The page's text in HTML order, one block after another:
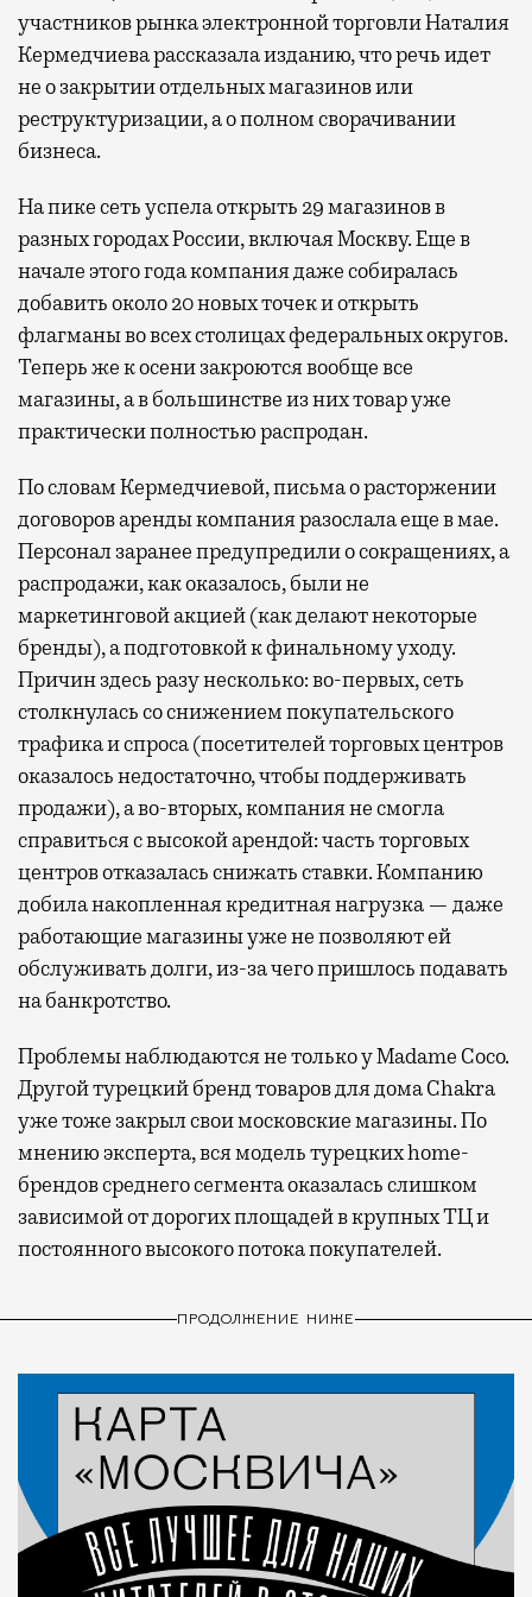
участников рынка электронной торговли Наталия
Кермедчиева рассказала изданию, что речь идет
не о закрытии отдельных магазинов или
реструктуризации, а о полном сворачивании
бизнеса.
На пике сеть успела открыть 29 магазинов в
разных городах России, включая Москву. Еще в
начале этого года компания даже собиралась
добавить около 20 новых точек и открыть
флагманы во всех столицах федеральных округов.
Теперь же к осени закроются вообще все
магазины, а в большинстве из них товар уже
практически полностью распродан.
По словам Кермедчиевой, письма о расторжении
договоров аренды компания разослала еще в мае.
Персонал заранее предупредили о сокращениях, а
распродажи, как оказалось, были не
маркетинговой акцией (как делают некоторые
бренды), а подготовкой к финальному уходу.
Причин здесь разу несколько: во-первых, сеть
столкнулась со снижением покупательского
трафика и спроса (посетителей торговых центров
оказалось недостаточно, чтобы поддерживать
продажи), а во-вторых, компания не смогла
справиться с высокой арендой: часть торговых
центров отказалась снижать ставки. Компанию
добила накопленная кредитная нагрузка — даже
работающие магазины уже не позволяют ей
обслуживать долги, из-за чего пришлось подавать
на банкротство.
Проблемы наблюдаются не только у Madame Coco.
Другой турецкий бренд товаров для дома Chakra
уже тоже закрыл свои московские магазины. По
мнению эксперта, вся модель турецких home-
брендов среднего сегмента оказалась слишком
зависимой от дорогих площадей в крупных ТЦ и
постоянного высокого потока покупателей.
ПРОДОЛЖЕНИЕ НИЖЕ